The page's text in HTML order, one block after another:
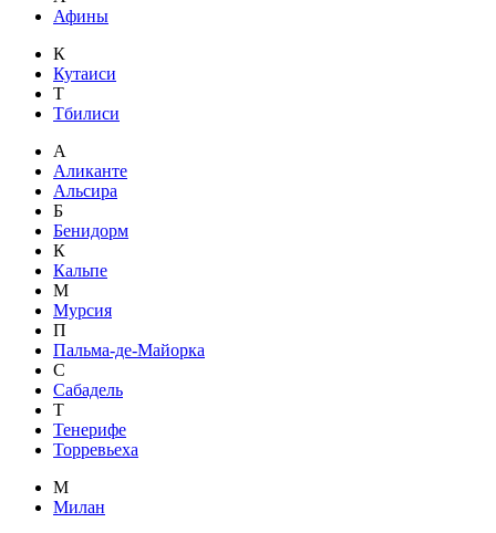
Афины
К
Кутаиси
Т
Тбилиси
А
Аликанте
Альсира
Б
Бенидорм
К
Кальпе
М
Мурсия
П
Пальма-де-Майорка
С
Сабадель
Т
Тенерифе
Торревьеха
М
Милан